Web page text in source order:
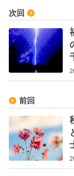
次回
前回